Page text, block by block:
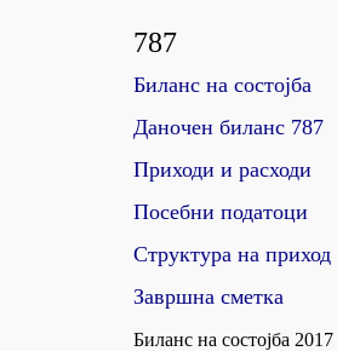
787
Биланс на состојба
Даночен биланс 787
Приходи и расходи
Посебни податоци
Структура на приход
Завршна сметка
Биланс на состојба 2017